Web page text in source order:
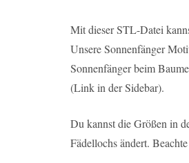
Mit dieser STL-Datei
Unsere Sonnenfänger
Sonnenfänger beim
(Link in der Sidebar).
Du kannst die Größen in
Fädellochs ändert.